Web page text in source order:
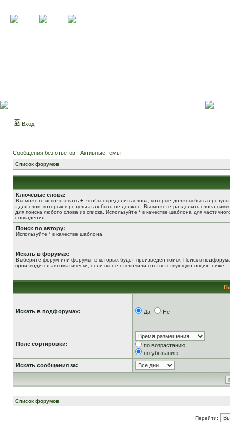
Вход
Сообщения без ответов | Активные темы
Список форумов
Ключевые слова:
Вы можете использовать + , чтобы определить слова, которые должны быть в
- для слов, которых в результатах быть не должно. Вы можете разделить слова
для поиска любого слова из списка. Используйте * в качестве шаблона для
совпадения.
Поиск по автору:
Используйте * в качестве шаблона.
Искать в форумах:
Выберите форум или форумы, в которых будет произведён поиск. Поиск в
производится автоматически, если вы не отключили соответствующую опцию ниже.
Искать в подфорумах: Да Нет
Поле сортировки:
по возрастанию
по убыванию
Искать сообщения за:
Список форумов
Перейти: